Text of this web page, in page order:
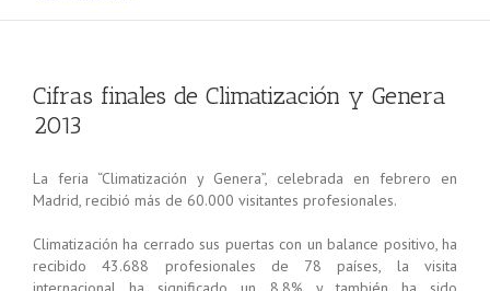
Cifras finales de Climatización y Genera
2013
La feria “Climatización y Genera”, celebrada en febrero en
Madrid, recibió más de 60.000 visitantes profesionales.
Climatización ha cerrado sus puertas con un balance positivo, ha
recibido 43.688 profesionales de 78 países, la visita